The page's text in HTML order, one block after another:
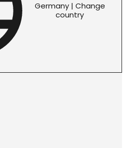
Germany | Change
country